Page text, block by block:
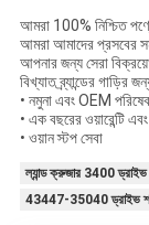
আমরা 100% নিশ্চিত
আমরা আমাদের প্রসবের
আপনার জন্য সেরা
বিখ্যাত ব্র্যান্ডের গাড়ির
• নমুনা এবং OEM
• এক বছরের ওয়ারেন্টি
• ওয়ান স্টপ সেবা
ল্যান্ড ক্রুজার 3400 ড্রাইভ
43447-35040 ড্রাইভ